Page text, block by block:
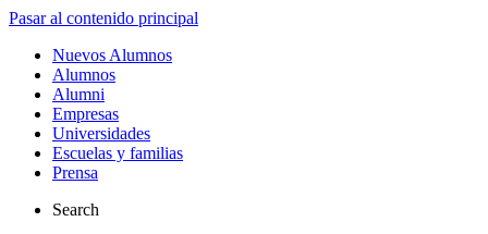
Pasar al contenido principal
Nuevos Alumnos
Alumnos
Alumni
Empresas
Universidades
Escuelas y familias
Prensa
Search